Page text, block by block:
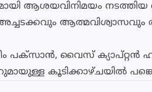
ആശയവിനിമയം നടത്തിയ
ആത്മവിശ്വാസവും
പക്സാന്‍, വൈസ്
കൂടിക്കാഴ്ചയില്‍